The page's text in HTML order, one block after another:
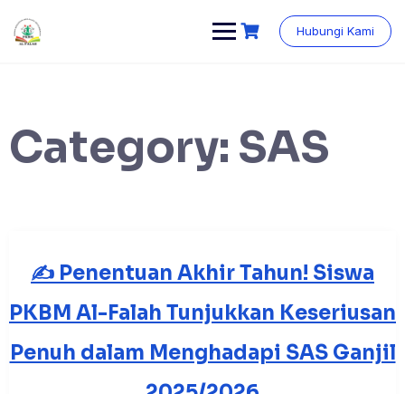
content
Hubungi Kami
Category: SAS
✍️ Penentuan Akhir Tahun! Siswa
PKBM Al-Falah Tunjukkan Keseriusan
Penuh dalam Menghadapi SAS Ganjil